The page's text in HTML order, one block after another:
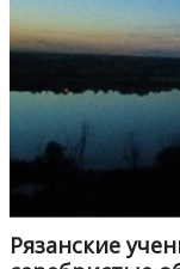
Рязанские